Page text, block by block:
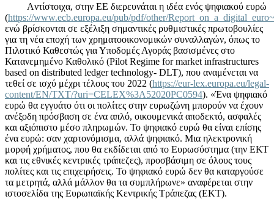
Aντίστοιχα, στην ΕΕ διερευνάται η ιδέα ενός ψηφιακού ευρώ
(https://www.ecb.europa.eu/pub/pdf/other/
ενώ βρίσκονται σε εξέλιξη σημαντικές ρυθμιστικές πρωτοβουλίες
για τη νέα εποχή των χρηματοοικονομικών συναλλαγών, όπως το
Πιλοτικό Καθεστώς για Υποδομές Αγοράς βασισμένες στο
Κατανεμημένο Καθολικό (Pilot Regime for market infrastructures
based on distributed ledger technology- DLT), που αναμένεται να
τεθεί σε ισχύ μέχρι τέλους του 2022 (https://eur-lex.europa.eu/legal-
content/EN/TXT/?uri=CELEX%3A52020PC0594). «Ένα ψηφιακό
ευρώ θα εγγυάτο ότι οι πολίτες στην ευρωζώνη μπορούν να έχουν
ανέξοδη πρόσβαση σε ένα απλό, οικουμενικά αποδεκτό, ασφαλές
και αξιόπιστο μέσο πληρωμών. Το ψηφιακό ευρώ θα είναι επίσης
ένα ευρώ: σαν χαρτονόμισμα, αλλά ψηφιακό. Μια ηλεκτρονική
μορφή χρήματος, που θα εκδίδεται από το Ευρωσύστημα (την ΕΚΤ
και τις εθνικές κεντρικές τράπεζες), προσβάσιμη σε όλους τους
πολίτες και τις επιχειρήσεις. Το ψηφιακό ευρώ δεν θα καταργούσε
τα μετρητά, αλλά μάλλον θα τα συμπλήρωνε» αναφέρεται στην
ιστοσελίδα της Ευρωπαϊκής Κεντρικής Τράπεζας (EKT).